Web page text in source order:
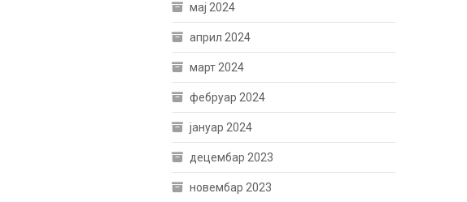
мај 2024
април 2024
март 2024
фебруар 2024
јануар 2024
децембар 2023
новембар 2023